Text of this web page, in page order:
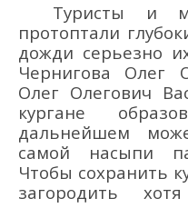
Туристы и
протоптали
дожди серьезно
Чернигова Олег
Олег Олегович
кургане
дальнейшем
самой насыпи
Чтобы сохранить
загородить